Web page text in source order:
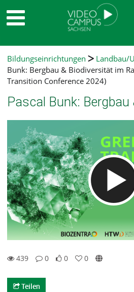
Bildungseinrichtungen Landbau/
Bunk: Bergbau & Biodiversität im
Transition Conference 2024)
439
0
0
0
Teilen